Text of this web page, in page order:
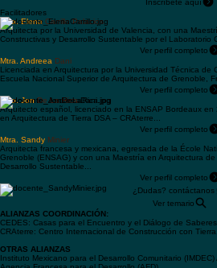
A quién
está dirigido
Este Diplomado está dirigido aestudiantes de
profesionistas que laboran en procesos comunitarios,
o que desean familiarizarse con el uso de la
entendimiento del comportamiento de la tierra en la
Inscríbete aquí
Facilitadores
Arquitecta por la Universidad de Valencia, con una
Constructivas y Desarrollo Sustentable por el Laboratorio
Ver perfil completo
Licenciada en Arquitectura por la Universidad Técnica de
Escuela Nacional Superior de Arquitectura de Grenoble,
Ver perfil completo
Mtro. Jon De La Rica
Arquitecto español, licenciado en la ENSAP Bordeaux
en Arquitectura de Tierra DSA – CRAterre...
Ver perfil completo
Arquitecta francesa y mexicana, egresada de la École
Grenoble (ENSAG) y con una Maestría en Arquitectura de
Desarrollo Sustentable...
¿Dudas? contáctanos